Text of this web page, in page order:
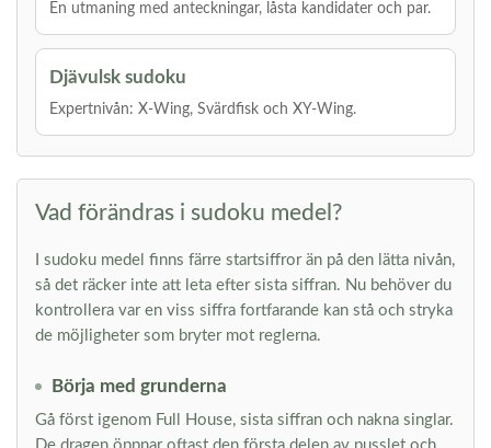
En utmaning med anteckningar, låsta kandidater och par.
Djävulsk sudoku
Expertnivån: X-Wing, Svärdfisk och XY-Wing.
Vad förändras i sudoku medel?
I sudoku medel finns färre startsiffror än på den lätta nivån,
så det räcker inte att leta efter sista siffran. Nu behöver du
kontrollera var en viss siffra fortfarande kan stå och stryka
de möjligheter som bryter mot reglerna.
Börja med grunderna
Gå först igenom Full House, sista siffran och nakna singlar.